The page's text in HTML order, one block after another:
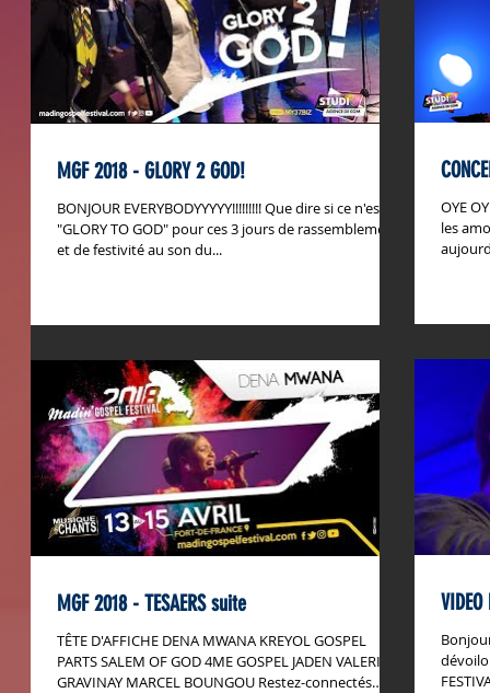
MGF 2018 - GLORY 2 GOD!
BONJOUR EVERYBODYYYYY!!!!!!!!! Que dire si ce n'est
"GLORY TO GOD" pour ces 3 jours de rassemblement
et de festivité au son du...
OYE
les
MGF 2018 - TESAERS suite
TÊTE D'AFFICHE DENA MWANA KREYOL GOSPEL
PARTS SALEM OF GOD 4ME GOSPEL JADEN VALERIE
GRAVINAY MARCEL BOUNGOU Restez-connectés